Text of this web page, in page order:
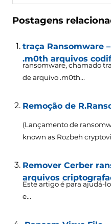
Postagens
traça Ransomware
.m0th arquivos
ransomware, chamado
de arquivo .m0th...
Remoção de
(Lançamento de
known as Rozbeh
Remover Cerber
arquivos
Este artigo é para ajudá-
e...